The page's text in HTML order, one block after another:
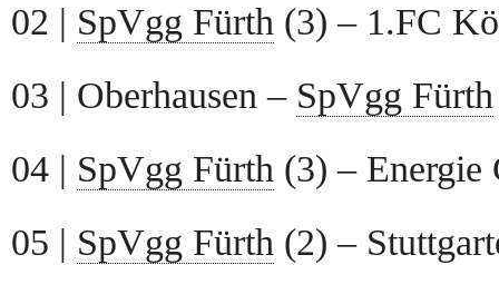
02 | SpVgg Fürth (3) – 1.FC
03 | Oberhausen – SpVgg Fürth
04 | SpVgg Fürth (3) – Energie
05 | SpVgg Fürth (2) –